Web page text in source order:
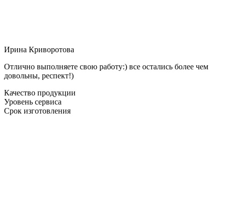
Ирина Криворотова
Отлично выполняете свою работу:) все остались более чем
довольны, респект!)
Качество продукции
Уровень сервиса
Срок изготовления